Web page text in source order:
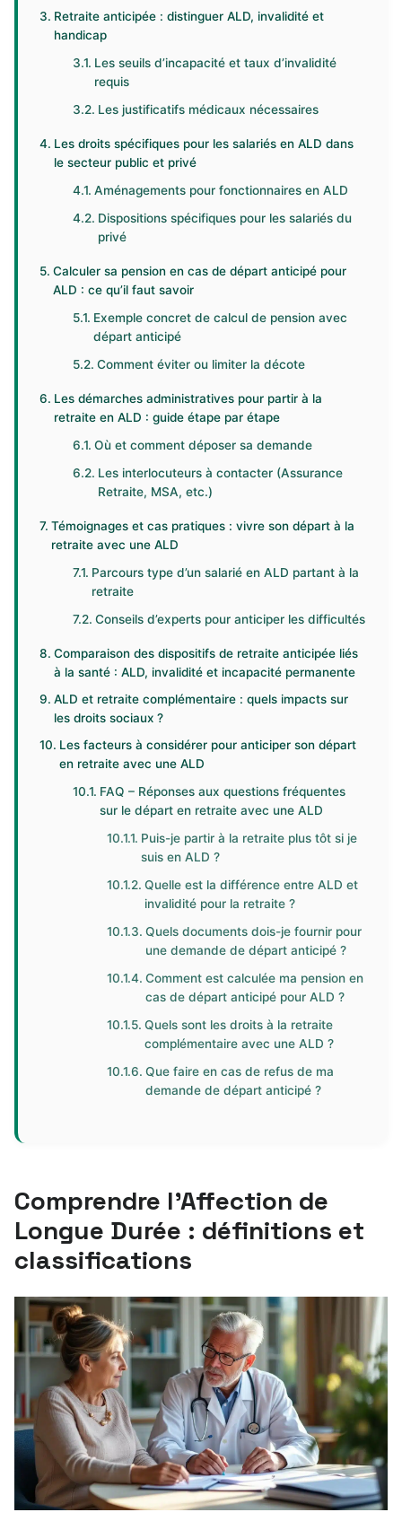
Retraite anticipée : distinguer ALD, invalidité et
handicap
Les seuils d’incapacité et taux d’invalidité
requis
Les justificatifs médicaux nécessaires
Les droits spécifiques pour les salariés en ALD dans
le secteur public et privé
Aménagements pour fonctionnaires en ALD
Dispositions spécifiques pour les salariés du
privé
Calculer sa pension en cas de départ anticipé pour
ALD : ce qu’il faut savoir
Exemple concret de calcul de pension avec
départ anticipé
Comment éviter ou limiter la décote
Les démarches administratives pour partir à la
retraite en ALD : guide étape par étape
Où et comment déposer sa demande
Les interlocuteurs à contacter (Assurance
Retraite, MSA, etc.)
Témoignages et cas pratiques : vivre son départ à la
retraite avec une ALD
Parcours type d’un salarié en ALD partant à la
retraite
Conseils d’experts pour anticiper les difficultés
Comparaison des dispositifs de retraite anticipée liés
à la santé : ALD, invalidité et incapacité permanente
ALD et retraite complémentaire : quels impacts sur
les droits sociaux ?
Les facteurs à considérer pour anticiper son départ
en retraite avec une ALD
FAQ – Réponses aux questions fréquentes
sur le départ en retraite avec une ALD
Puis-je partir à la retraite plus tôt si je
suis en ALD ?
Quelle est la différence entre ALD et
invalidité pour la retraite ?
Quels documents dois-je fournir pour
une demande de départ anticipé ?
Comment est calculée ma pension en
cas de départ anticipé pour ALD ?
Quels sont les droits à la retraite
complémentaire avec une ALD ?
Que faire en cas de refus de ma
demande de départ anticipé ?
Comprendre l’Affection de
Longue Durée : définitions et
classifications